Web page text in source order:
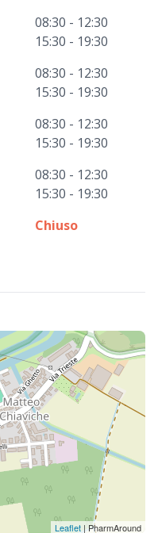
08:30 - 12:30
15:30 - 19:30
08:30 - 12:30
15:30 - 19:30
08:30 - 12:30
15:30 - 19:30
08:30 - 12:30
15:30 - 19:30
Chiuso
Leaflet | PharmAround